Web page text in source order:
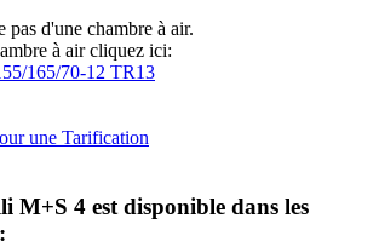
pas d'une chambre à air.
à air cliquez ici:
165/70-12 TR13
M+S 4 est disponible dans les